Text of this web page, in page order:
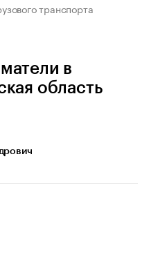
транспорта
в
область